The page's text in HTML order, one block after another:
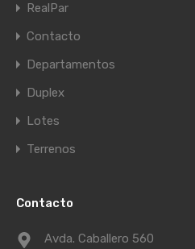
RealPar
Contacto
Departamentos
Duplex
Lotes
Terrenos
Contacto
Avda. Caballero 560